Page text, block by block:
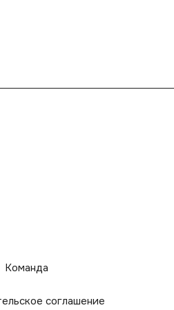
Команда
соглашение